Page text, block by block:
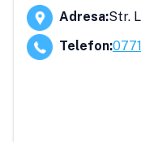
Adresa:Str.
Telefon: